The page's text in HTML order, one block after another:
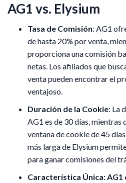
AG1 vs. Elysium
Tasa de Comisión: AG1
de hasta 20% por venta,
proporciona una comisión
netas. Los afiliados que
venta pueden encontrar el
ventajoso.
Duración de la Cookie: La
AG1 es de 30 días, mientras
ventana de cookie de 45
más larga de Elysium
para ganar comisiones del
Característica Única: